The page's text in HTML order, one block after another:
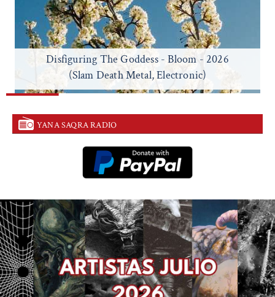
Disfiguring The Goddess - Bloom - 2026
(Slam Death Metal, Electronic)
YANA SAQRA RADIO